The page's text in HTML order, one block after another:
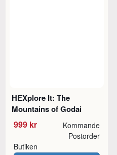
HEXplore It: The
Mountains of Godai
999 kr Kommande
Butiken
Postorder